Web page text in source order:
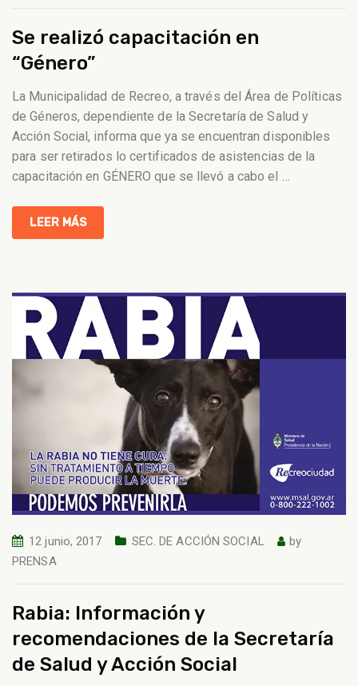
Se realizó capacitación en
“Género”
La Municipalidad de Recreo, a través del Área de Políticas
de Géneros, dependiente de la Secretaría de Salud y
Acción Social, informa que ya se encuentran disponibles
para ser retirados lo certificados de asistencias de la
capacitación en GÉNERO que se llevó a cabo el
LEER MÁS
12 junio, 2017 SEC. DE ACCIÓN SOCIAL
by
PRENSA
Rabia: Información y
recomendaciones de la Secretaría
de Salud y Acción Social